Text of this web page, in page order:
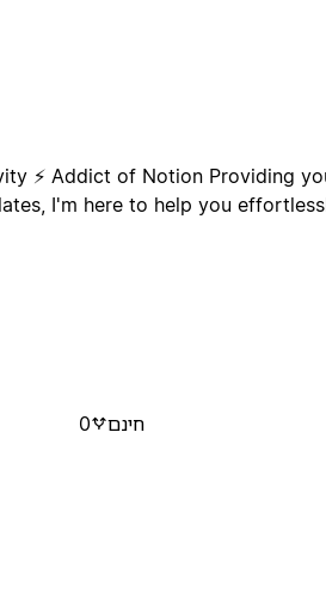
⚡ Addict of Notion Providing
I'm here to help you
חינם 0